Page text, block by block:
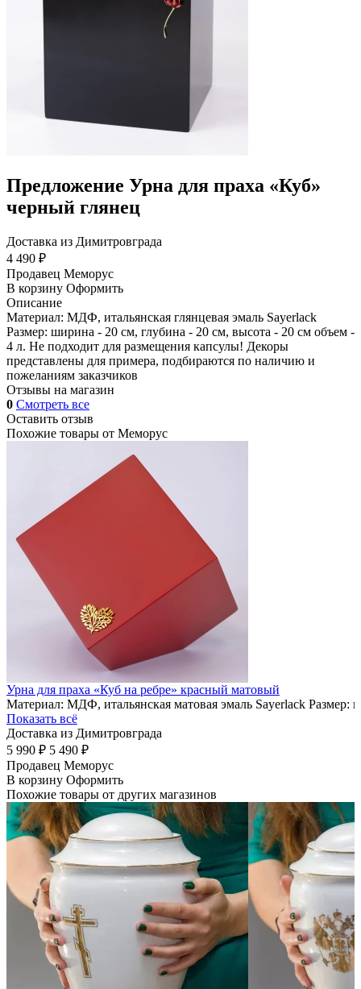
Предложение Урна для праха «Куб»
черный глянец
Доставка из Димитровграда
4 490 ₽
Продавец Меморус
В корзину Оформить
Описание
Материал: МДФ, итальянская глянцевая эмаль Sayerlack
Размер: ширина - 20 см, глубина - 20 см, высота - 20 см объем -
4 л. Не подходит для размещения капсулы! Декоры
представлены для примера, подбираются по наличию и
пожеланиям заказчиков
Отзывы на магазин
0 Смотреть все
Оставить отзыв
Похожие товары от Меморус
Урна для праха «Куб на ребре» красный матовый
Материал: МДФ, итальянская матовая эмаль Sayerlack
Показать всё
Доставка из Димитровграда
5 990 ₽ 5 490 ₽
Продавец Меморус
В корзину Оформить
Похожие товары от других магазинов